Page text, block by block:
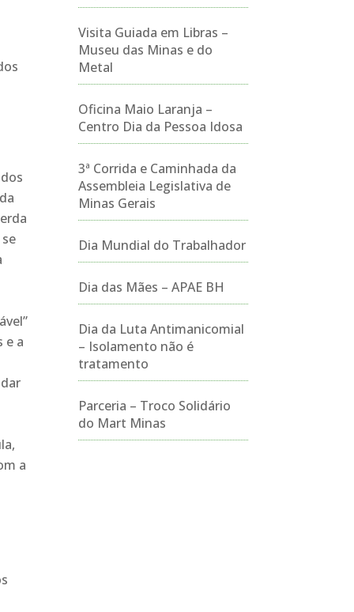
e a
a
Visita Guiada em Libras –
Museu das Minas e do
Metal
Oficina Maio Laranja –
Centro Dia da Pessoa Idosa
3ª Corrida e Caminhada da
Assembleia Legislativa de
Minas Gerais
Dia Mundial do Trabalhador
Dia das Mães – APAE BH
Dia da Luta Antimanicomial
– Isolamento não é
tratamento
Parceria – Troco Solidário
do Mart Minas